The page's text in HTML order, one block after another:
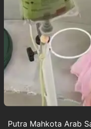
Putra Mahkota Arab